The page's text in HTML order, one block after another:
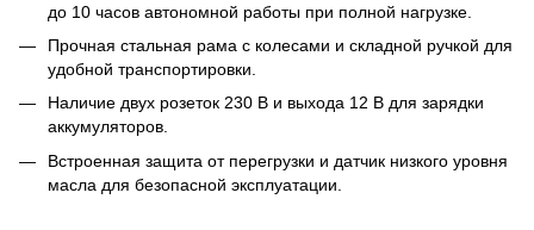
до 10 часов автономной работы при полной нагрузке.
Прочная стальная рама с колесами и складной ручкой для
удобной транспортировки.
Наличие двух розеток 230 В и выхода 12 В для зарядки
аккумуляторов.
Встроенная защита от перегрузки и датчик низкого уровня
масла для безопасной эксплуатации.